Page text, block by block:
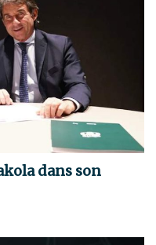
dans son